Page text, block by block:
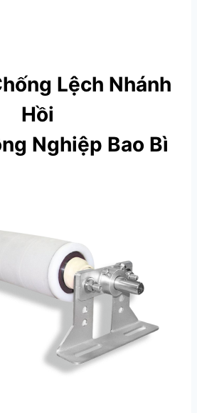
Lệch Nhánh
Hồi
Nghiệp Bao Bì